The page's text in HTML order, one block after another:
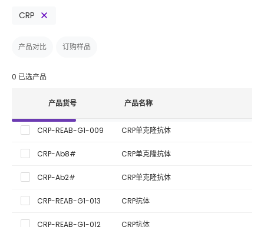
CRP
产品对比 订购样品
0 已选产品
产品货号 产品名称
CRP-REAB-G1-009 CRP单克隆抗体
CRP-Ab8# CRP单克隆抗体
CRP-Ab2# CRP单克隆抗体
CRP-REAB-G1-013 CRP抗体
CRP-REAB-G1-012 CRP抗体